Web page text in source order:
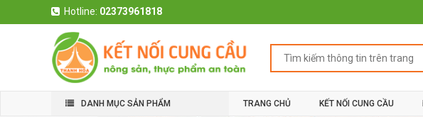
Hotline: 02373961818
DANH MỤC SẢN PHẨM TRANG CHỦ KẾT NỐI CUNG CẦU